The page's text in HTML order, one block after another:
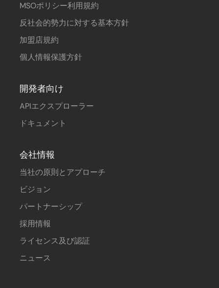
MSOポリシー利用規約
反社会的勢力に対する基本方針
加盟店規約
個人情報保護方針
開発者向け
APIエクスプローラー
ドキュメント
会社情報
当社の原則とアプローチ
ビジョン
パートナーシップ
採用情報
ライセンス及び認証
ニュース